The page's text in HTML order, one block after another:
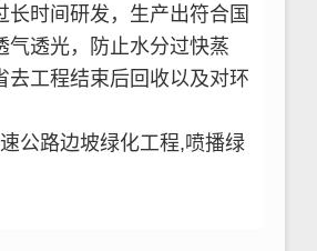
时间研发，生产出符合国
气透光，
防止水分过快蒸
去工程结束后回收以及对环
公路边坡绿化工程,喷播绿